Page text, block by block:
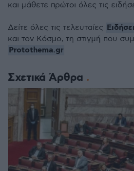
Σχετικά Άρθρα
και μάθετε πρώτοι όλες τις
Δείτε όλες τις τελευταίες
και τον Κόσμο, τη στιγμή που
Protothema.gr